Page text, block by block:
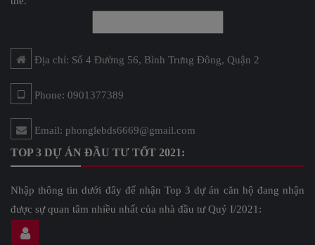
Địa chỉ: Số 4 Đường 56, Bình Trưng Đông, Quận 2
Phone: 0901377389
Email: phonglebds6669@gmail.com
TOP 3 DỰ ÁN ĐẦU TƯ TỐT 2021:
Nhập thông tin dưới đây để nhận Top 3 dự án căn hộ đang nhận
được sự quan tâm nhiều nhất của nhà đầu tư Quý I/2021: